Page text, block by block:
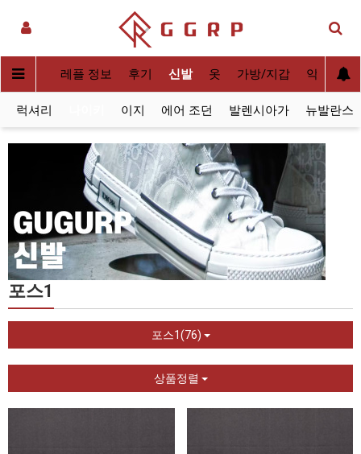
사[QC] 레플 정보 후기 신발 옷 가방/지갑 악세사리
럭셔리 이지 에어 조던 발렌시아가 뉴발란스
포스1
포스1(76)
상품정렬